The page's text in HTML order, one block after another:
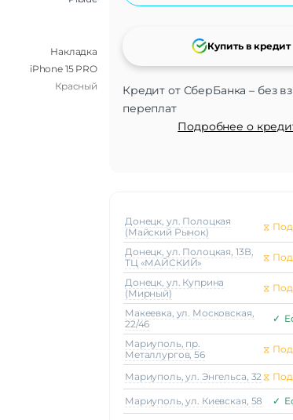
Накладка
iPhone 15 PRO
Красный
Кредит от СберБанка – без
переплат
Подробнее о
Купить в кредит
Донецк, ул. Полоцкая
(Майский Рынок)
⧖ Под
Донецк, ул. Полоцкая, 13В,
ТЦ «МАЙСКИЙ»
⧖ Под
Донецк, ул. Куприна
(Мирный)
⧖ Под
Макеeвка, ул. Московская,
22/46
✓
Мариуполь, пр.
Металлургов, 56
⧖ Под
Мариуполь, ул. Энгельса, 32 ⧖ Под
Мариуполь, ул. Киевская, 58 ✓